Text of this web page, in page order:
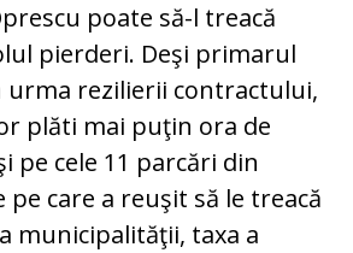
poate să-l treacă
pierderi. Deşi primarul
urma rezilierii contractului,
plăti mai puţin ora de
pe cele 11 parcări din
pe care a reuşit să le treacă
municipalităţii, taxa a